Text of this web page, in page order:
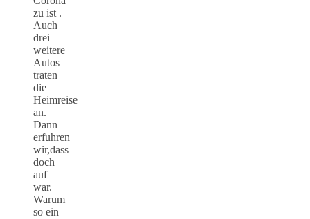
zu ist .
Auch
drei
weitere
Autos
traten
die
Heimreise
an.
Dann
erfuhren
wir,dass
doch
auf
war.
Warum
so ein